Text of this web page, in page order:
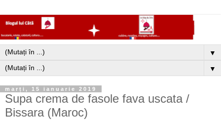
▼
▼
marți, 15 ianuarie 2019
Supa crema de fasole fava uscata /
Bissara (Maroc)